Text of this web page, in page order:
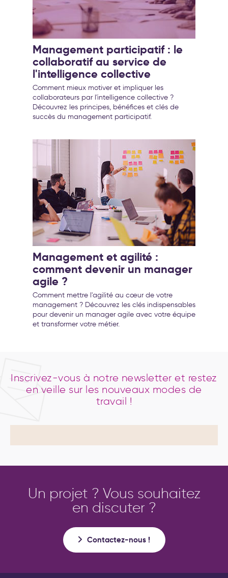
Management participatif : le
collaboratif au service de
l'intelligence collective
Comment mieux motiver et impliquer les
collaborateurs par l'intelligence collective ?
Découvrez les principes, bénéfices et clés de
succès du management participatif.
Management et agilité :
comment devenir un manager
agile ?
Comment mettre l'agilité au cœur de votre
management ? Découvrez les clés indispensables
pour devenir un manager agile avec votre équipe
et transformer votre métier.
Inscrivez-vous à notre newsletter et restez
en veille sur les nouveaux modes de
travail !
Un projet ? Vous souhaitez
en discuter ?
Contactez-nous !